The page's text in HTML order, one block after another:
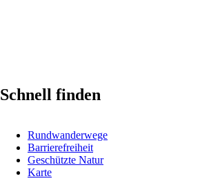
Schnell finden
Rundwanderwege
Barrierefreiheit
Geschützte Natur
Karte